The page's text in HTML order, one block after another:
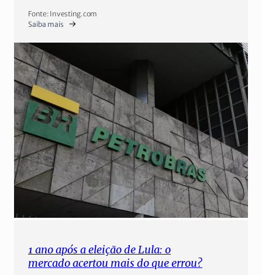
Fonte: Investing.com
Saiba mais
1 ano após a eleição de Lula: o
mercado acertou mais do que errou?